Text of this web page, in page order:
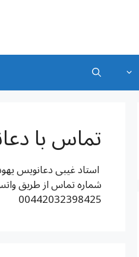
تماس با
استاد غیبی دعانویس
شماره تماس از طریق
00442032398425